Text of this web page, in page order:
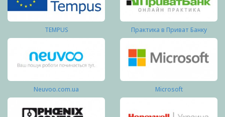
TEMPUS Практика в Приват Банку
Neuvoo.com.ua Microsoft